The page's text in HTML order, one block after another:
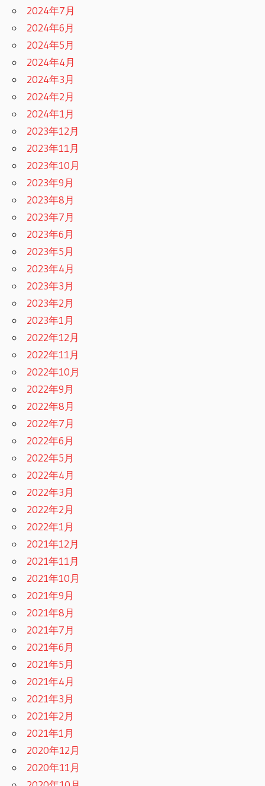
2024年7月
2024年6月
2024年5月
2024年4月
2024年3月
2024年2月
2024年1月
2023年12月
2023年11月
2023年10月
2023年9月
2023年8月
2023年7月
2023年6月
2023年5月
2023年4月
2023年3月
2023年2月
2023年1月
2022年12月
2022年11月
2022年10月
2022年9月
2022年8月
2022年7月
2022年6月
2022年5月
2022年4月
2022年3月
2022年2月
2022年1月
2021年12月
2021年11月
2021年10月
2021年9月
2021年8月
2021年7月
2021年6月
2021年5月
2021年4月
2021年3月
2021年2月
2021年1月
2020年12月
2020年11月